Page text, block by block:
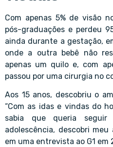
Com apenas 5% de visão
pós-graduações e perdeu
ainda durante a gestação,
onde a outra bebê não
apenas um quilo e, com
passou por uma cirurgia no
Aos 15 anos, descobriu o
“Com as idas e vindas do
sabia que queria
adolescência, descobri
em uma entrevista ao G1 em